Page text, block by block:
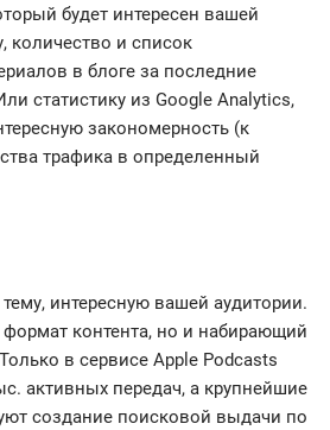
будет интересен вашей
количество и список
в блоге за последние
статистику из Google Analytics,
закономерность (к
трафика в определенный
тему, интересную вашей аудитории.
контента, но и набирающий
в сервисе Apple Podcasts
активных передач, а крупнейшие
создание поисковой выдачи по